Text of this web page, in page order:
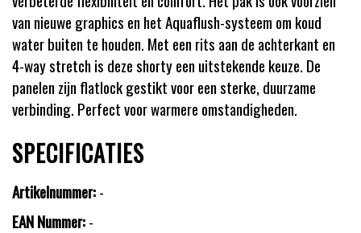
van nieuwe graphics en het Aquaflush-systeem om koud
water buiten te houden. Met een rits aan de achterkant en
4-way stretch is deze shorty een uitstekende keuze. De
panelen zijn flatlock gestikt voor een sterke, duurzame
verbinding. Perfect voor warmere omstandigheden.
SPECIFICATIES
Artikelnummer:-
EAN Nummer:-